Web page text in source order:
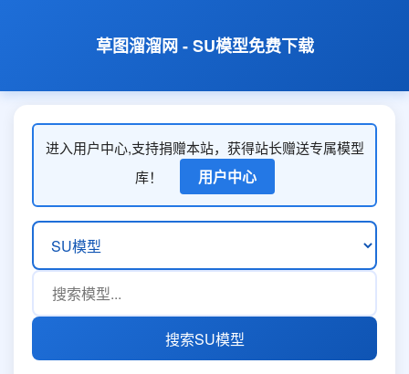
草图溜溜网 - SU模型免费下载
进入用户中心,支持捐赠本站，获得站长赠送专属模型
库！
用户中心
搜索SU模型